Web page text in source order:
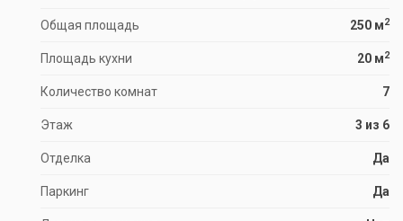
Общая площадь 250 м2
Площадь кухни 20 м2
Количество комнат 7
Этаж 3 из 6
Отделка Да
Паркинг Да